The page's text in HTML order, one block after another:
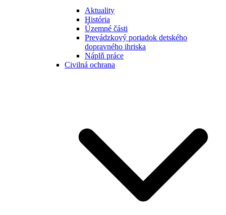
Aktuality
História
Územné části
Prevádzkový poriadok detského
dopravného ihriska
Náplň práce
Civilná ochrana